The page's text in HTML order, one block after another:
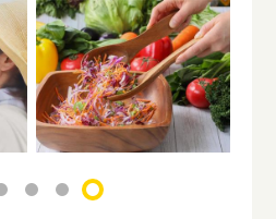
2 3 4